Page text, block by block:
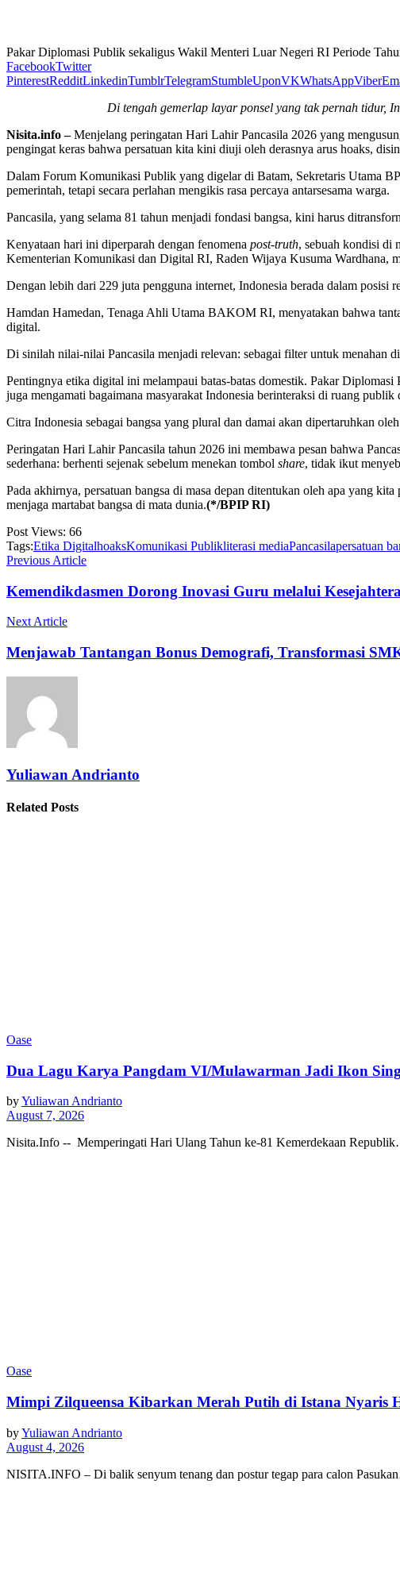
Pakar Diplomasi Publik sekaligus Wakil Menteri Luar Negeri RI Periode
FacebookTwitter
PinterestRedditLinkedinTumblrTelegramStumbleUponVKWhatsAppViber
Di tengah gemerlap layar ponsel yang tak pernah tidur,
Nisita.info –Menjelang peringatan Hari Lahir Pancasila 2026 yang
pengingat keras bahwa persatuan kita kini diuji oleh derasnya arus hoaks,
Dalam Forum Komunikasi Publik yang digelar di Batam, Sekretaris Utama
pemerintah, tetapi secara perlahan mengikis rasa percaya antarsesama warga.
Pancasila, yang selama 81 tahun menjadi fondasi bangsa, kini harus
Kenyataan hari ini diperparah dengan fenomena post-truth, sebuah kondisi di
Kementerian Komunikasi dan Digital RI, Raden Wijaya Kusuma Wardhana,
Dengan lebih dari 229 juta pengguna internet, Indonesia berada dalam
Hamdan Hamedan, Tenaga Ahli Utama BAKOM RI, menyatakan bahwa
digital.
Di sinilah nilai-nilai Pancasila menjadi relevan: sebagai filter untuk menahan
Pentingnya etika digital ini melampaui batas-batas domestik. Pakar
juga mengamati bagaimana masyarakat Indonesia berinteraksi di ruang publik
Citra Indonesia sebagai bangsa yang plural dan damai akan dipertaruhkan
Peringatan Hari Lahir Pancasila tahun 2026 ini membawa pesan bahwa
sederhana: berhenti sejenak sebelum menekan tombol share, tidak ikut
Pada akhirnya, persatuan bangsa di masa depan ditentukan oleh apa yang
menjaga martabat bangsa di mata dunia.(*/BPIP RI)
Post Views: 66
Tags:Etika DigitalhoaksKomunikasi Publikliterasi mediaPancasilapersatuan
Previous Article
Kemendikdasmen Dorong Inovasi Guru melalui
Next Article
Menjawab Tantangan Bonus Demografi, Transformasi
Yuliawan Andrianto
Related Posts
Oase
Dua Lagu Karya Pangdam VI/Mulawarman Jadi Ikon
byYuliawan Andrianto
August 7, 2026
Nisita.Info -- Memperingati Hari Ulang Tahun ke-81 Kemerdekaan
Oase
Mimpi Zilqueensa Kibarkan Merah Putih di Istana Nyaris
byYuliawan Andrianto
August 4, 2026
NISITA.INFO – Di balik senyum tenang dan postur tegap para calon